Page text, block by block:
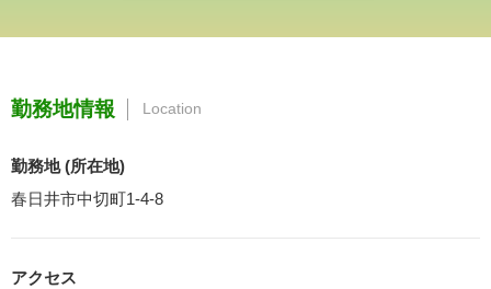
勤務地情報 Location
勤務地 (所在地)
春日井市中切町1-4-8
アクセス